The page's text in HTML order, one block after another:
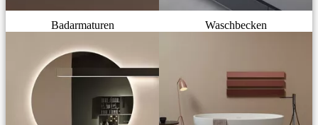
Badarmaturen Waschbecken